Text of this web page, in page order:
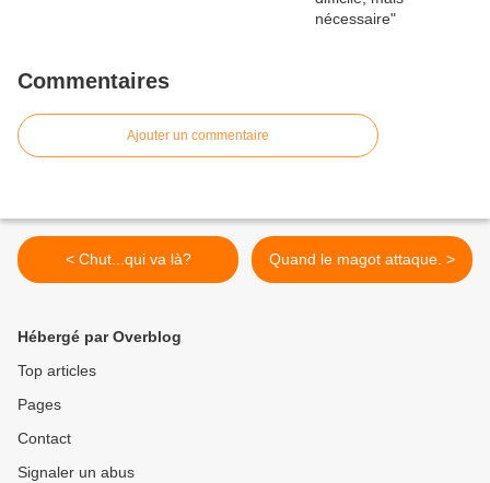
Commentaires
Ajouter un commentaire
< Chut...qui va là? Quand le magot attaque. >
Hébergé par Overblog
Top articles
Pages
Contact
Signaler un abus